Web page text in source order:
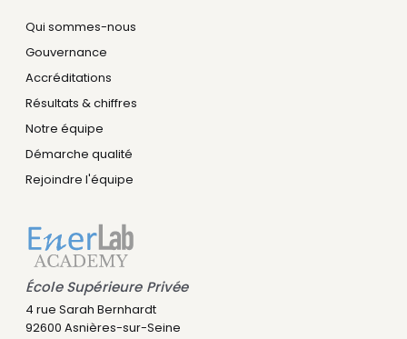
Qui sommes-nous
Gouvernance
Accréditations
Résultats & chiffres
Notre équipe
Démarche qualité
Rejoindre l'équipe
École Supérieure Privée
4 rue Sarah Bernhardt
92600 Asnières-sur-Seine